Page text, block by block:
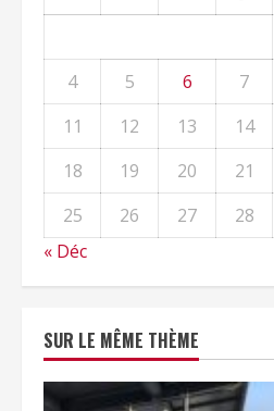
4
5 6 7
11
12 13 14
18
19 20 21
25
26 27 28
« Déc
SUR LE MÊME THÈME